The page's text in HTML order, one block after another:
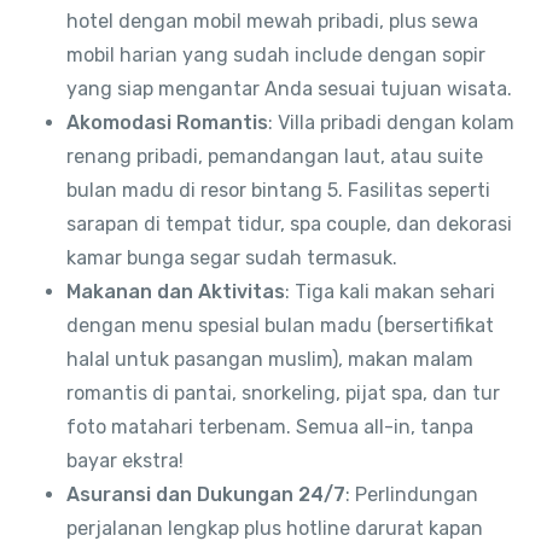
hotel dengan mobil mewah pribadi, plus sewa
mobil harian yang sudah include dengan sopir
yang siap mengantar Anda sesuai tujuan wisata.
Akomodasi Romantis: Villa pribadi dengan kolam
renang pribadi, pemandangan laut, atau suite
bulan madu di resor bintang 5. Fasilitas seperti
sarapan di tempat tidur, spa couple, dan dekorasi
kamar bunga segar sudah termasuk.
Makanan dan Aktivitas: Tiga kali makan sehari
dengan menu spesial bulan madu (bersertifikat
halal untuk pasangan muslim), makan malam
romantis di pantai, snorkeling, pijat spa, dan tur
foto matahari terbenam. Semua all-in, tanpa
bayar ekstra!
Asuransi dan Dukungan 24/7: Perlindungan
perjalanan lengkap plus hotline darurat kapan